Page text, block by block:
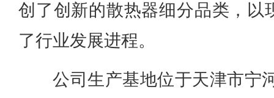
创了创新的散热器细分品类，以
了行业发展进程。
公司生产基地位于天津市宁